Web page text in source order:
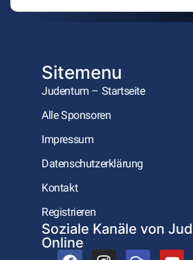
Sitemenu
Judentum – Startseite
Alle Sponsoren
Impressum
Datenschutzerklärung
Kontakt
Registrieren
Soziale Kanäle von
Online